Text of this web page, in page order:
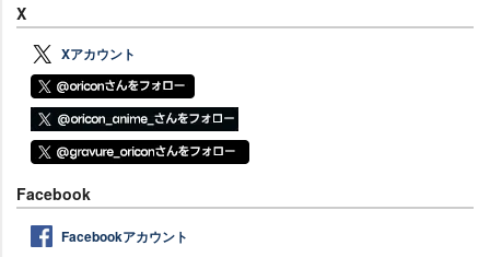
X
Xアカウント
Facebook
Facebookアカウント